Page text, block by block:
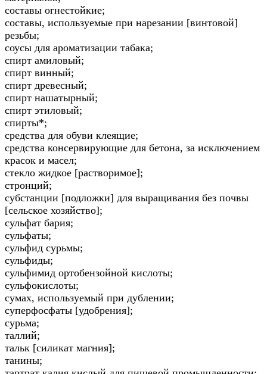
составы огнестойкие;
составы, используемые при нарезании [винтовой]
резьбы;
соусы для ароматизации табака;
спирт амиловый;
спирт винный;
спирт древесный;
спирт нашатырный;
спирт этиловый;
спирты*;
средства для обуви клеящие;
средства консервирующие для бетона, за исключением
красок и масел;
стекло жидкое [растворимое];
стронций;
субстанции [подложки] для выращивания без почвы
[сельское хозяйство];
сульфат бария;
сульфаты;
сульфид сурьмы;
сульфиды;
сульфимид ортобензойной кислоты;
сульфокислоты;
сумах, используемый при дублении;
суперфосфаты [удобрения];
сурьма;
таллий;
тальк [силикат магния];
танины;